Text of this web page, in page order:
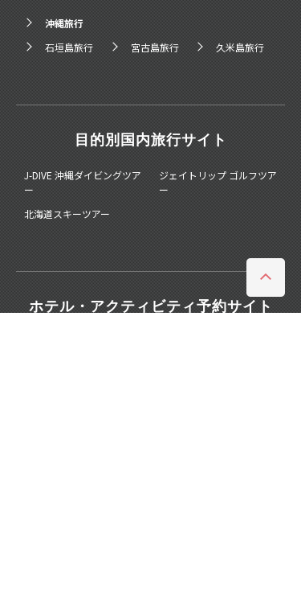
沖縄旅行
石垣島旅行
宮古島旅行 久米島旅行
目的別国内旅行サイト
J-DIVE 沖縄ダイビングツア
ー
ジェイトリップ ゴルフツア
ー
北海道スキーツアー
ホテル・アクティビティ予約サイト